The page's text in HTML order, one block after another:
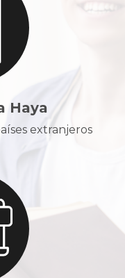
Haya
extranjeros